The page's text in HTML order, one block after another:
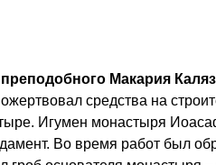
Макария
средства на
Игумен монастыря
Во время работ был